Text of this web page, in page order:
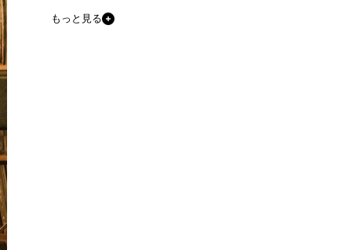
もっと見る